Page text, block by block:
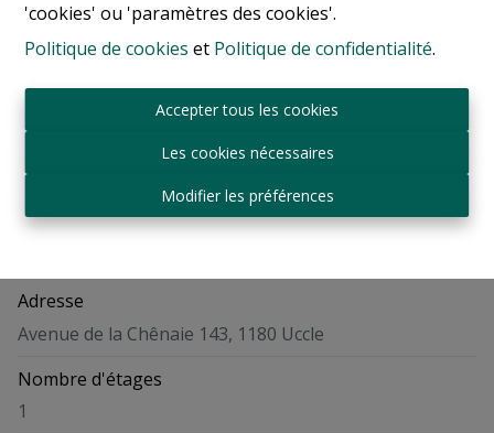
'cookies' ou 'paramètres des cookies'.
Politique de cookies et Politique de confidentialité.
Accepter tous les cookies
Les cookies nécessaires
Modifier les préférences
Adresse
Avenue de la Chênaie 143, 1180 Uccle
Nombre d'étages
1